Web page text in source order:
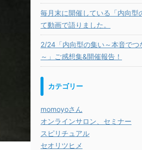
毎月末に開催している「内向型
て動画で語りました。
2/24「内向型の集い～本音でつ
～」ご感想集&開催報告！
カテゴリー
momoyoさん
オンラインサロン、セミナー
スピリチュアル
セオリツヒメ